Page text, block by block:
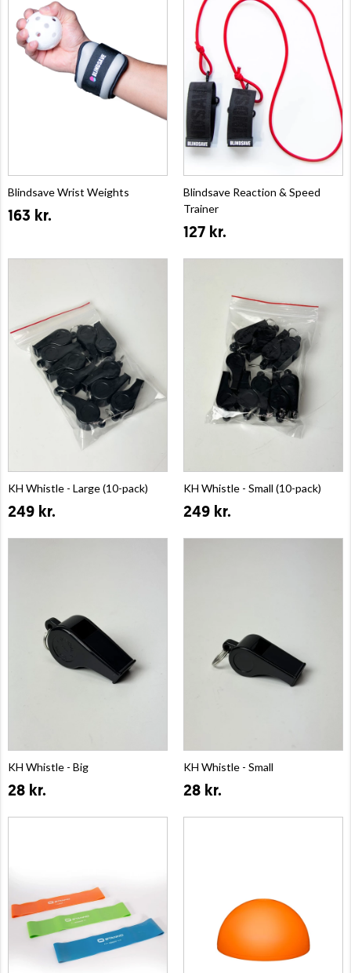
Blindsave Wrist Weights
163 kr.
Blindsave Reaction & Speed
Trainer
127 kr.
KH Whistle - Large (10-pack)
249 kr.
KH Whistle - Small (10-pack)
249 kr.
KH Whistle - Big
28 kr.
KH Whistle - Small
28 kr.